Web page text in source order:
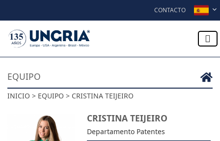
CONTACTO
EQUIPO
INICIO > EQUIPO > CRISTINA TEIJEIRO
CRISTINA TEIJEIRO
Departamento Patentes